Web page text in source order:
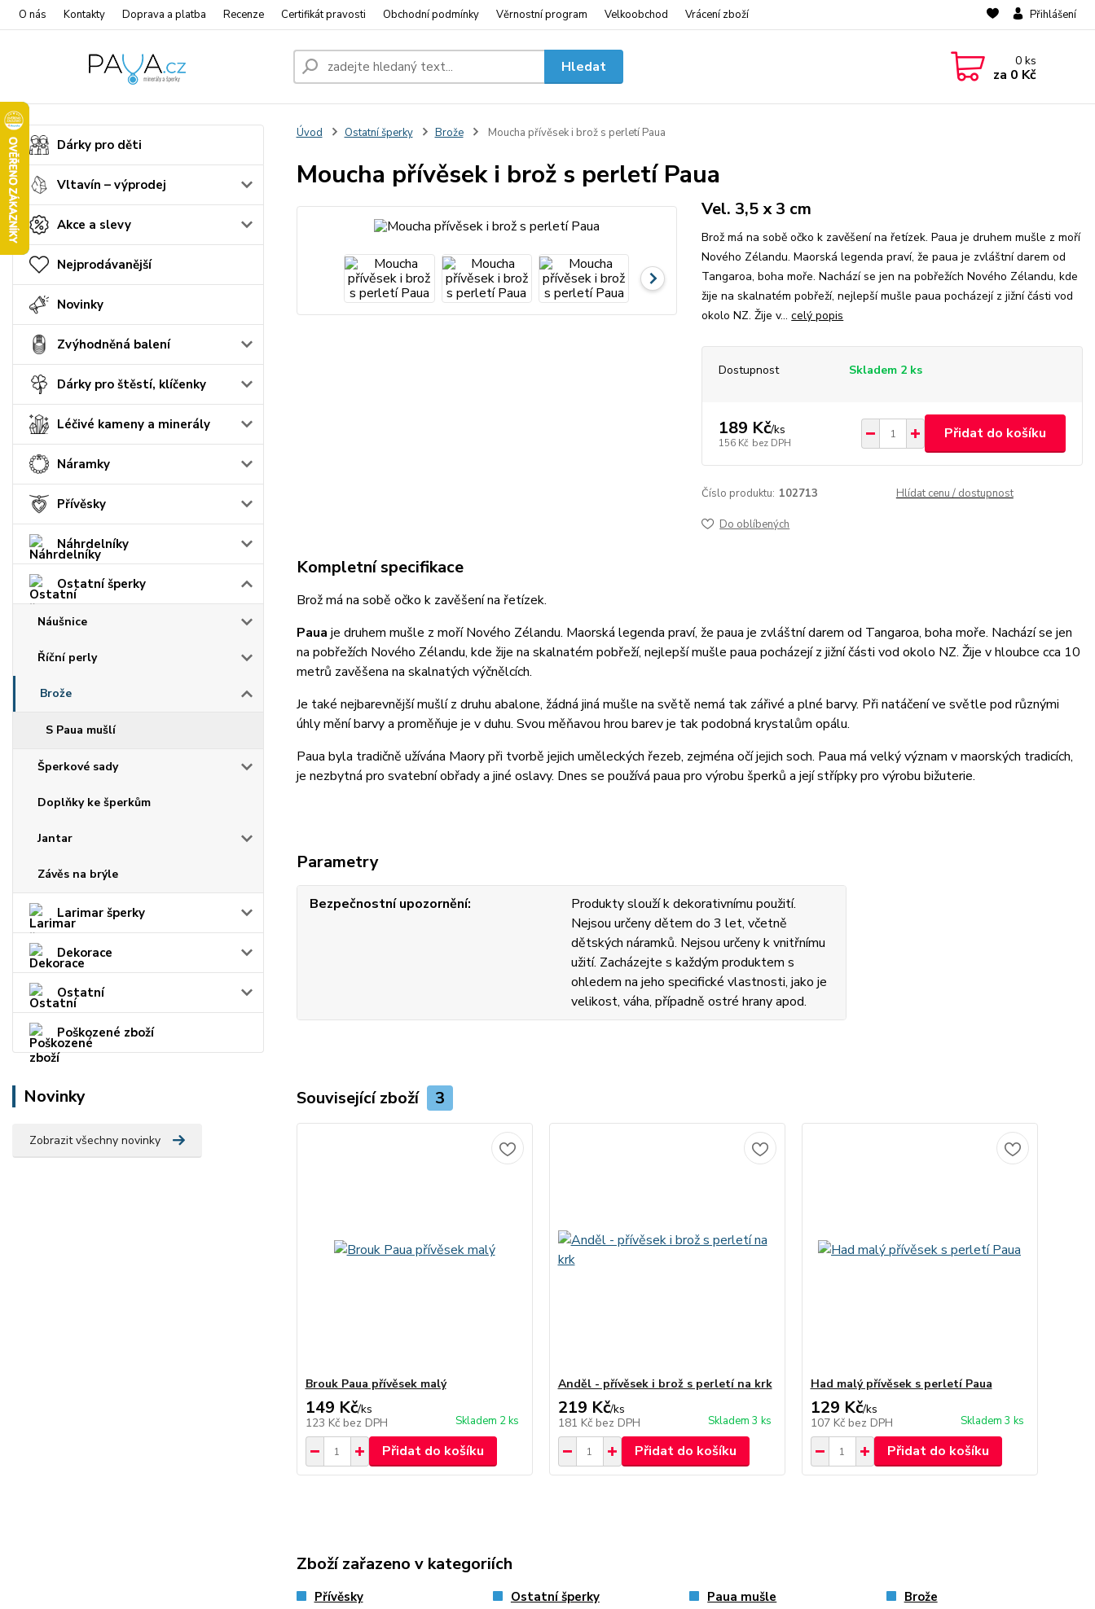
O nás Kontakty Doprava a platba Recenze Certifikát pravosti Obchodní podmínky Věrnostní program Velkoobchod Vrácení zboží Přihlášení
Hledat 0 ks
za 0 Kč
Dárky pro děti
Vltavín – výprodej
Akce a slevy
Nejprodávanější
Novinky
Zvýhodněná balení
Dárky pro štěstí, klíčenky
Léčivé kameny a minerály
Náramky
Přívěsky
Náhrdelníky
Ostatní šperky
Náušnice
Říční perly
Brože
S Paua mušlí
Šperkové sady
Doplňky ke šperkům
Jantar
Závěs na brýle
Larimar šperky
Dekorace
Ostatní
Poškozené zboží
Novinky
Zobrazit všechny novinky
Úvod Ostatní šperky Brože Moucha přívěsek i brož s perletí Paua
Moucha přívěsek i brož s perletí Paua
Vel. 3,5 x 3 cm
Brož má na sobě očko k zavěšení na řetízek. Paua je druhem mušle z moří
Nového Zélandu. Maorská legenda praví, že paua je zvláštní darem od
Tangaroa, boha moře. Nachází se jen na pobřežích Nového Zélandu, kde
žije na skalnatém pobřeží, nejlepší mušle paua pocházejí z jižní části vod
okolo NZ. Žije v...celý popis
Dostupnost Skladem 2 ks
189 Kč/ks
156 Kč bez DPH
Přidat do košíku
Číslo produktu: 102713 Hlídat cenu / dostupnost
Do oblíbených
Kompletní specifikace
Brož má na sobě očko k zavěšení na řetízek.
Paua je druhem mušle z moří Nového Zélandu. Maorská legenda praví, že paua je zvláštní darem od Tangaroa, boha moře. Nachází se jen
na pobřežích Nového Zélandu, kde žije na skalnatém pobřeží, nejlepší mušle paua pocházejí z jižní části vod okolo NZ. Žije v hloubce cca 10
metrů zavěšena na skalnatých výčnělcích.
Je také nejbarevnější mušlí z druhu abalone, žádná jiná mušle na světě nemá tak zářivé a plné barvy. Při natáčení ve světle pod různými
úhly mění barvy a proměňuje je v duhu. Svou měňavou hrou barev je tak podobná krystalům opálu.
Paua byla tradičně užívána Maory při tvorbě jejich uměleckých řezeb, zejména očí jejich soch. Paua má velký význam v maorských tradicích,
je nezbytná pro svatební obřady a jiné oslavy. Dnes se používá paua pro výrobu šperků a její střípky pro výrobu bižuterie.
Parametry
Bezpečnostní upozornění
Produkty slouží k dekorativnímu použití.
Nejsou určeny dětem do 3 let, včetně
dětských náramků. Nejsou určeny k vnitřnímu
užití. Zacházejte s každým produktem s
ohledem na jeho specifické vlastnosti, jako je
velikost, váha, případně ostré hrany apod.
Související zboží 3
Brouk Paua přívěsek malý
149 Kč/ks
123 Kč bez DPH Skladem 2 ks
Přidat do košíku
Anděl - přívěsek i brož s perletí na krk
219 Kč/ks
181 Kč bez DPH Skladem 3 ks
Přidat do košíku
Had malý přívěsek s perletí Paua
129 Kč/ks
107 Kč bez DPH Skladem 3 ks
Přidat do košíku
Zboží zařazeno v kategoriích
Přívěsky Ostatní šperky Paua mušle
Brože